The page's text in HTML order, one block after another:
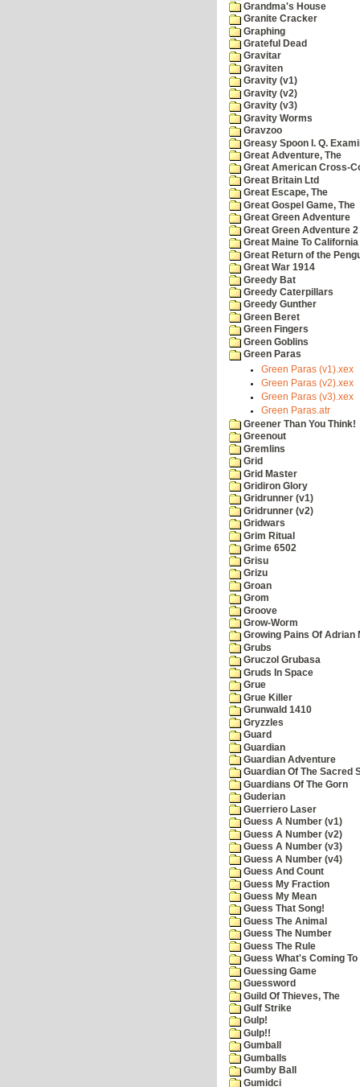
Grandma's House
Granite Cracker
Graphing
Grateful Dead
Gravitar
Graviten
Gravity (v1)
Gravity (v2)
Gravity (v3)
Gravity Worms
Gravzoo
Greasy Spoon I. Q.
Great Adventure, The
Great American Cross-
Great Britain Ltd
Great Escape, The
Great Gospel Game, The
Great Green Adventure
Great Green Adventure
Great Maine To
Great Return of the
Great War 1914
Greedy Bat
Greedy Caterpillars
Greedy Gunther
Green Beret
Green Fingers
Green Goblins
Green Paras
Green Paras (v1).xex
Green Paras (v2).xex
Green Paras (v3).xex
Green Paras.atr
Greener Than You Think!
Greenout
Gremlins
Grid
Grid Master
Gridiron Glory
Gridrunner (v1)
Gridrunner (v2)
Gridwars
Grim Ritual
Grime 6502
Grisu
Grizu
Groan
Grom
Groove
Grow-Worm
Growing Pains Of Adrian
Grubs
Gruczol Grubasa
Gruds In Space
Grue
Grue Killer
Grunwald 1410
Gryzzles
Guard
Guardian
Guardian Adventure
Guardian Of The Sacred
Guardians Of The Gorn
Guderian
Guerriero Laser
Guess A Number (v1)
Guess A Number (v2)
Guess A Number (v3)
Guess A Number (v4)
Guess And Count
Guess My Fraction
Guess My Mean
Guess That Song!
Guess The Animal
Guess The Number
Guess The Rule
Guess What's Coming To
Guessing Game
Guessword
Guild Of Thieves, The
Gulf Strike
Gulp!
Gulp!!
Gumball
Gumballs
Gumby Ball
Gumidci